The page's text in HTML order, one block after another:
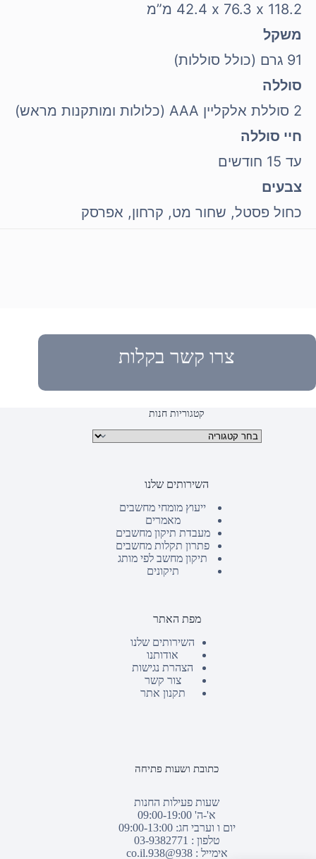
118.2 x‏ 76.3 x‏ 42.4 מ”מ
משקל
91 גרם (כולל סוללות)
סוללה
2 סוללת אלקליין AAA (כלולות ומותקנות מראש)
חיי סוללה
עד 15 חודשים
צבעים
כחול פסטל, שחור מט, קרחון, אפרסק
צרו קשר בקלות
קטגוריות חנות
קטגוריות מוצרים
השירותים שלנו
ייעוץ מומחי מחשבים
מאמרים
מעבדת תיקון מחשבים
פתרון תקלות מחשבים
תיקון מחשב לפי מותג
תיקונים
מפת האתר
השירותים שלנו
אודותנו
הצהרת נגישות
צור קשר
תקנון אתר
כתובת ושעות פתיחה
שעות פעילות החנות
א'-ה' 09:00-19:00
יום ו וערבי חג: 09:00-13:00
טלפון : 03-9382771
אימייל :938@938.co.il